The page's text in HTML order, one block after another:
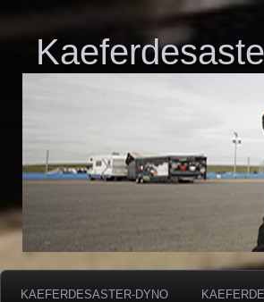
KAEFERDESASTER-DYNO